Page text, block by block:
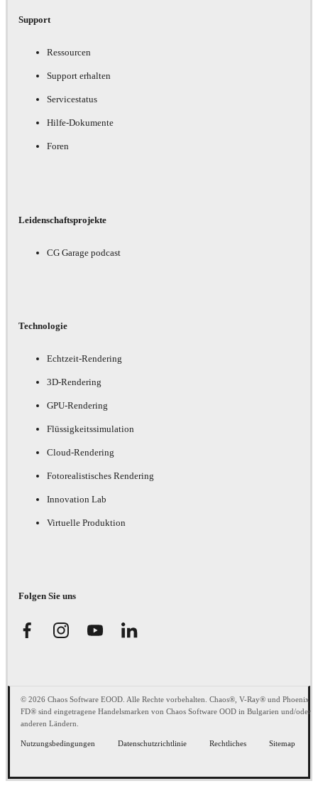
Support
Ressourcen
Support erhalten
Servicestatus
Hilfe-Dokumente
Foren
Leidenschaftsprojekte
CG Garage podcast
Technologie
Echtzeit-Rendering
3D-Rendering
GPU-Rendering
Flüssigkeitssimulation
Cloud-Rendering
Fotorealistisches Rendering
Innovation Lab
Virtuelle Produktion
Folgen Sie uns
© 2026 Chaos Software EOOD. Alle Rechte vorbehalten. Chaos®, V-Ray® und Phoenix
FD® sind eingetragene Handelsmarken von Chaos Software OOD in Bulgarien und/oder
anderen Ländern.
Nutzungsbedingungen Datenschutzrichtlinie Rechtliches Sitemap